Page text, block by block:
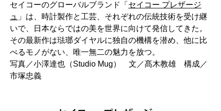
セイコーのグローバルブランド「 セイコー プレザージ
ュ 」は、時計製作と工芸、それぞれの伝統技術を受け継
いで、日本ならではの美を世界に向けて発信してきた。
その最新作は琺瑯ダイヤルに独自の機構を潜め、他に比
べるモノがない、唯一無二の魅力を放つ。
写真／小澤達也（Studio Mug） 文／髙木教雄 構成／
市塚忠義